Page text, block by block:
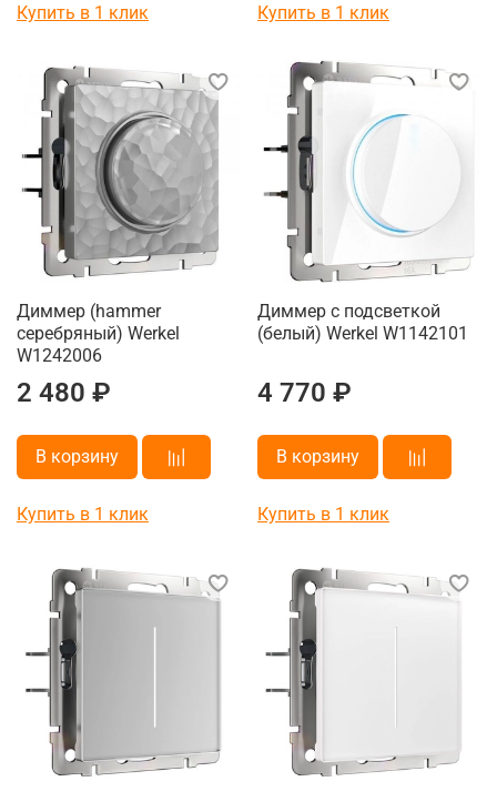
Купить в 1 клик Купить в 1 клик
Диммер (hammer
серебряный) Werkel
W1242006
2 480 ₽
В корзину
Купить в 1 клик
Диммер с подсветкой
(белый) Werkel W1142101
4 770 ₽
В корзину
Купить в 1 клик